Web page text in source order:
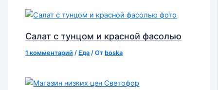
Салат с тунцом и красной фасолью
1 комментарий / Еда / От boska